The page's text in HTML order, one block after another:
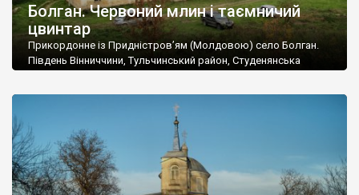
Болган. Червоний млин і таємничий
цвинтар
Прикордонне із Придністров’ям (Молдовою) село Болган.
Південь Вінниччини, Тульчинський район, Студенянська
старовинний цвинтар із кам’яними хрестами. Всі епітафії, які
збереглися, написані кирилицею, церковнослов’янською
мовою. За всіма традиційними ознаками – цвинтар
український. Хрести датуються 19 століттям. У 1924-1940
роках Болган […]